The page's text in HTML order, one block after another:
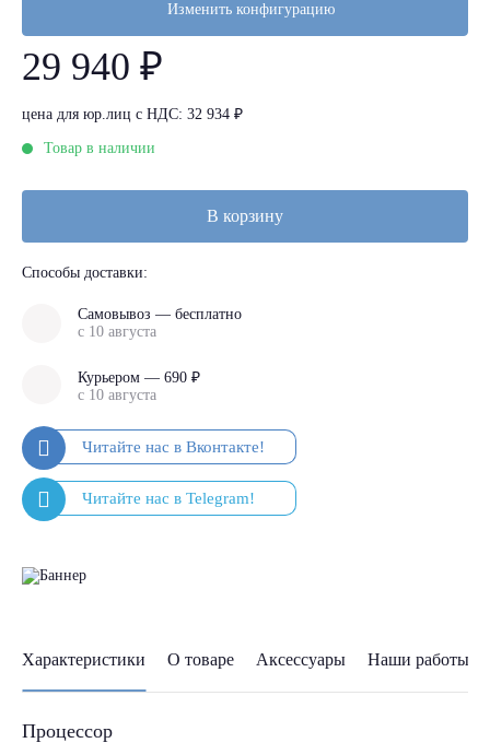
Изменить конфигурацию
29 940 ₽
цена для юр.лиц с НДС: 32 934 ₽
Товар в наличии
В корзину
Способы доставки:
Самовывоз — бесплатно
с 10 августа
Курьером — 690 ₽
с 10 августа
Характеристики О товаре Аксессуары Наши работы
Процессор